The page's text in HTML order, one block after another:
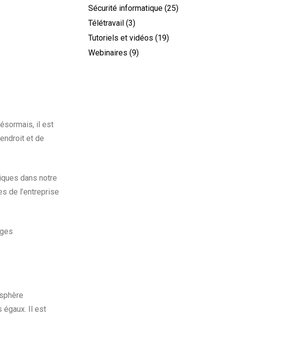
il est
et de
dans notre
de l’entreprise
égaux. Il est
Sécurité informatique (25)
Télétravail (3)
Tutoriels et vidéos (19)
Webinaires (9)